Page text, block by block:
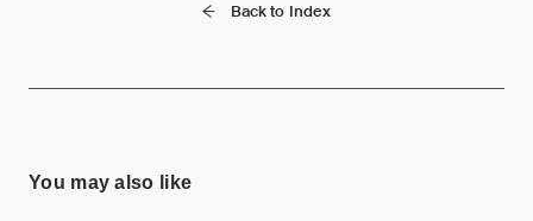
Back to Index
You may also like